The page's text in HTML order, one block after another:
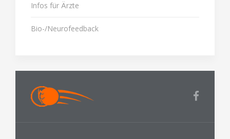
Infos für Ärzte
Bio-/Neurofeedback